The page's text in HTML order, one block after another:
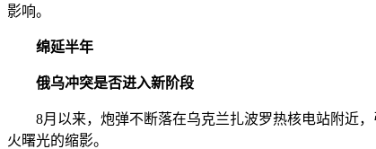
影响。
绵延半年
俄乌冲突是否进入新阶段
8月以来，炮弹不断落在乌克兰扎波罗热核电站附近，
火曙光的缩影。